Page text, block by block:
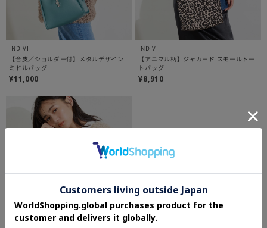
INDIVI
【合皮／ショルダー付】メタルデザイン
ミドルバッグ
¥11,000
INDIVI
【アニマル柄】ジャカード スモールトー
トバッグ
¥8,910